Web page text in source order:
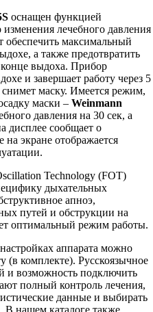
оснащен функцией
изменения лечебного давления
обеспечить максимальный
а также предотвратить
выдоха. Прибор
и завершает работу через 5
снимет маску. Имеется режим,
маски – Weinmann
давления на 30 сек, а
дисплее сообщает о
экране отображается
Technology (FOT)
дыхательных
апноэ,
путей и обструкции на
оптимальный режим работы.
аппарата можно
(в комплекте). Русскоязычное
возможность подключить
полный контроль лечения,
данные и выбирать
нашем каталоге также